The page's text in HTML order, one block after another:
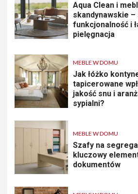
Aqua Clean i
skandynawskie –
funkcjonalność i
pielęgnacja
MEBLE W DOMU
Jak łóżko
tapicerowane
jakość snu i
sypialni?
MEBLE W DOMU
Szafy na
kluczowy
dokumentów